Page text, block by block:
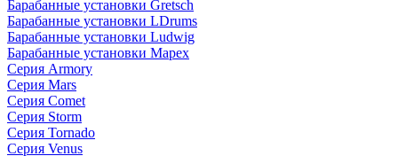
Барабанные установки Gretsch
Барабанные установки LDrums
Барабанные установки Ludwig
Барабанные установки Mapex
Серия Armory
Серия Mars
Серия Comet
Серия Storm
Серия Tornado
Серия Venus